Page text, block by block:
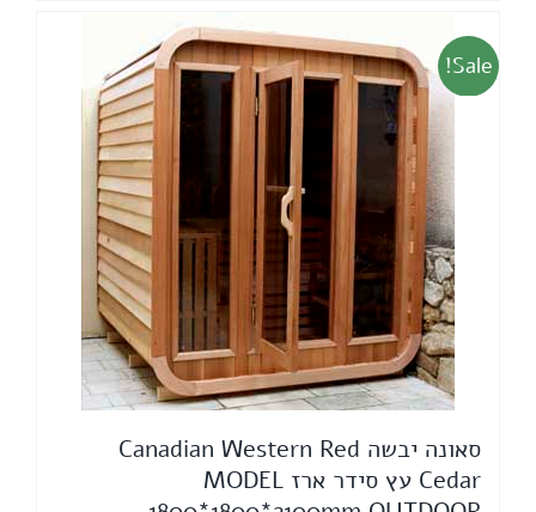
Sale!
סאונה יבשה Canadian Western Red
Cedar עץ סידר ארז MODEL